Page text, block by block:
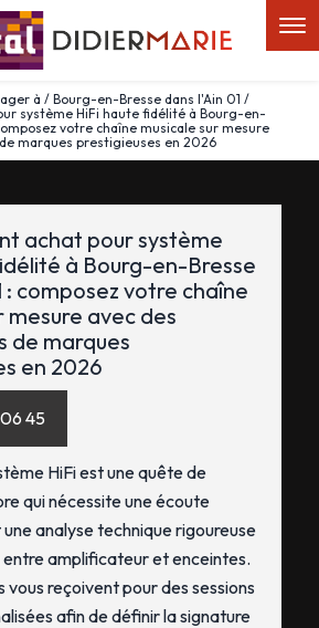
à / Bourg-en-Bresse dans l'Ain 01 /
système HiFi haute fidélité à Bourg-en-
votre chaîne musicale sur mesure
marques prestigieuses en 2026
achat pour système
à Bourg-en-Bresse
: composez votre chaîne
mesure avec des
de marques
en 2026
06 45
HiFi est une quête de
qui nécessite une écoute
analyse technique rigoureuse
amplificateur et enceintes.
vous reçoivent pour des sessions
afin de définir la signature